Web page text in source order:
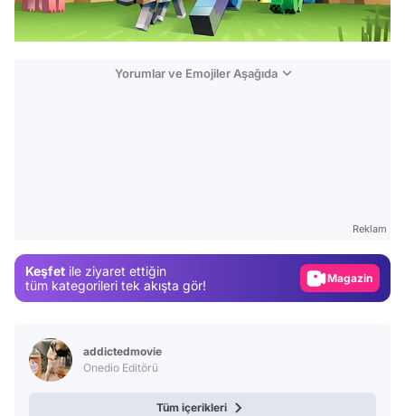
Yorumlar ve Emojiler Aşağıda
Reklam
Keşfet ile ziyaret ettiğin
tüm kategorileri tek akışta gör!
Video
addictedmovie
Onedio Editörü
Tüm içerikleri